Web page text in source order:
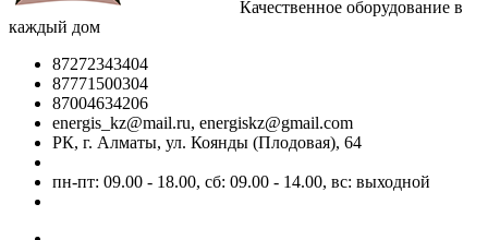
Качественное оборудование в
каждый дом
87272343404
87771500304
87004634206
energis_kz@mail.ru, energiskz@gmail.com
РК, г. Алматы, ул. Коянды (Плодовая), 64
пн-пт: 09.00 - 18.00, сб: 09.00 - 14.00, вс: выходной